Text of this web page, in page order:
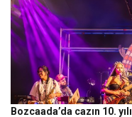
Bozcaada’da cazın 10. yılı